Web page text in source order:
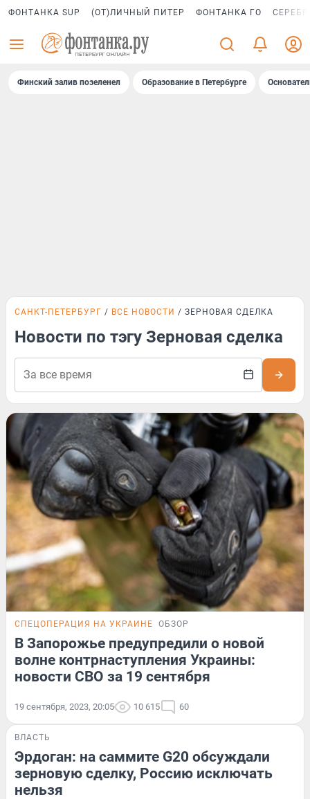
ФОНТАНКА SUP (ОТ)ЛИЧНЫЙ ПИТЕР ФОНТАНКА ГО
Финский залив позеленел Образование в Петербурге
САНКТ-ПЕТЕРБУРГ ВСЕ НОВОСТИ ЗЕРНОВАЯ СДЕЛКА
Новости по тэгу Зерновая сделка
СПЕЦОПЕРАЦИЯ НА УКРАИНЕ ОБЗОР
В Запорожье предупредили о новой
волне контрнаступления Украины:
новости СВО за 19 сентября
19 сентября, 2023, 20:05 10 615 60
ВЛАСТЬ
Эрдоган: на саммите G20 обсуждали
зерновую сделку, Россию исключать
нельзя